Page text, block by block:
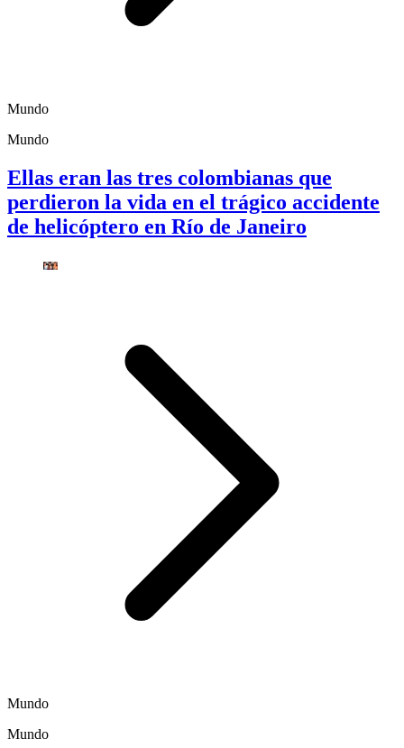
Mundo
Mundo
Ellas eran las tres colombianas que
perdieron la vida en el trágico accidente
de helicóptero en Río de Janeiro
Mundo
Mundo